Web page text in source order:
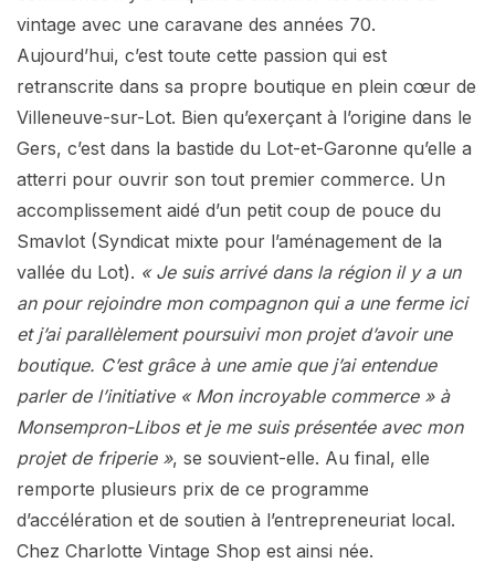
vintage avec une caravane des années 70.
Aujourd’hui, c’est toute cette passion qui est
retranscrite dans sa propre boutique en plein cœur de
Villeneuve-sur-Lot. Bien qu’exerçant à l’origine dans le
Gers, c’est dans la bastide du Lot-et-Garonne qu’elle a
atterri pour ouvrir son tout premier commerce. Un
accomplissement aidé d’un petit coup de pouce du
Smavlot (Syndicat mixte pour l’aménagement de la
vallée du Lot). « Je suis arrivé dans la région il y a un
an pour rejoindre mon compagnon qui a une ferme ici
et j’ai parallèlement poursuivi mon projet d’avoir une
boutique. C’est grâce à une amie que j’ai entendue
parler de l’initiative « Mon incroyable commerce » à
Monsempron-Libos et je me suis présentée avec mon
projet de friperie », se souvient-elle. Au final, elle
remporte plusieurs prix de ce programme
d’accélération et de soutien à l’entrepreneuriat local.
Chez Charlotte Vintage Shop est ainsi née.